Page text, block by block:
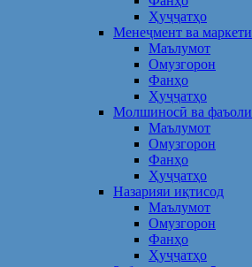
Ҳуҷҷатҳо
Менеҷмент ва
Маълумот
Омузгорон
Фанҳо
Ҳуҷҷатҳо
Молшиносӣ ва
Маълумот
Омузгорон
Фанҳо
Ҳуҷҷатҳо
Назарияи иқтисод
Маълумот
Омузгорон
Фанҳо
Ҳуҷҷатҳо